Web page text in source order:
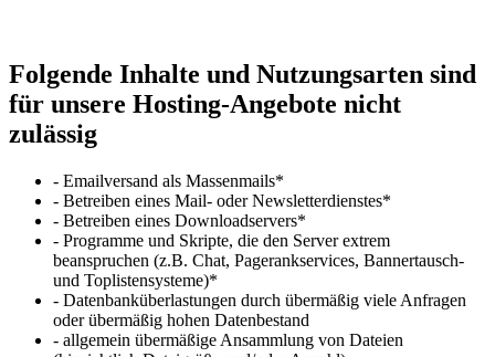
Folgende Inhalte und Nutzungsarten sind
für unsere Hosting-Angebote nicht
zulässig
- Emailversand als Massenmails*
- Betreiben eines Mail- oder Newsletterdienstes*
- Betreiben eines Downloadservers*
- Programme und Skripte, die den Server extrem
beanspruchen (z.B. Chat, Pagerankservices, Bannertausch-
und Toplistensysteme)*
- Datenbanküberlastungen durch übermäßig viele Anfragen
oder übermäßig hohen Datenbestand
- allgemein übermäßige Ansammlung von Dateien